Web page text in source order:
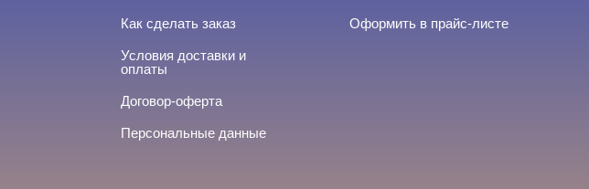
Как сделать заказ
Условия доставки и
оплаты
Договор-оферта
Персональные данные
Оформить в прайс-листе